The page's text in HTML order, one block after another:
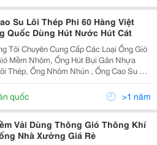
Su Lõi Thép Phi 60 Hàng Việt
Quốc Dùng Hút Nước Hút Cát
Tôi Chuyên Cung Cấp Các Loại Ống Gió
Mềm Nhôm, Ống Hút Bụi Gân Nhựa
Thép, Ống Nhôm Nhún , Ống Cao Su Lõi
Giới Thiệu Sản Phẩm Ống
Cao Su Lõi Thép D60 Ống Cao Su Lõi Thép Là Sản...
quốc >1 năm
Vải Dùng Thông Gió Thông Khí
Nhà Xưởng Giá Rẻ